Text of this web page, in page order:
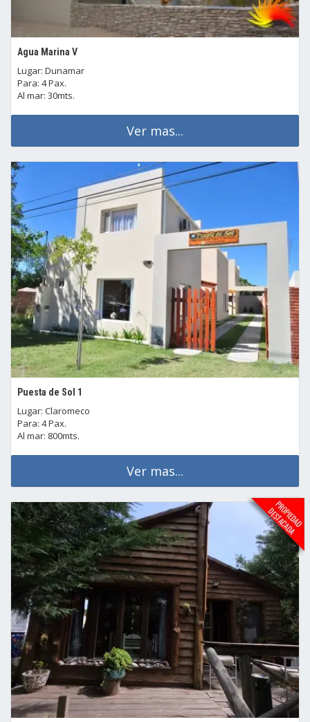
Agua Marina V
Lugar: Dunamar
Para: 4 Pax.
Al mar: 30mts.
Ver mas...
Puesta de Sol 1
Lugar: Claromeco
Para: 4 Pax.
Al mar: 800mts.
Ver mas...